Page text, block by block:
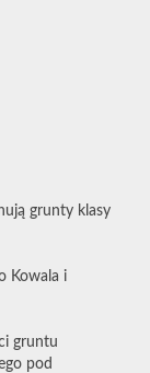
grunty klasy
Kowala i
gruntu
pod